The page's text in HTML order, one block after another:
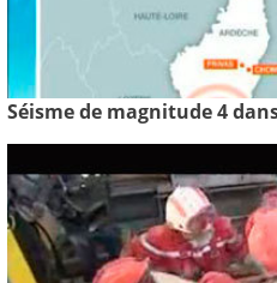
Séisme de magnitude 4